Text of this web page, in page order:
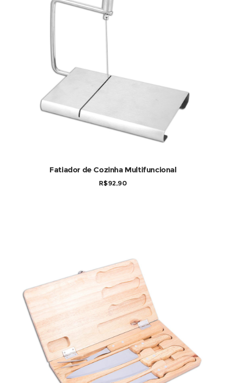
Fatiador de Cozinha Multifuncional
R$92,90